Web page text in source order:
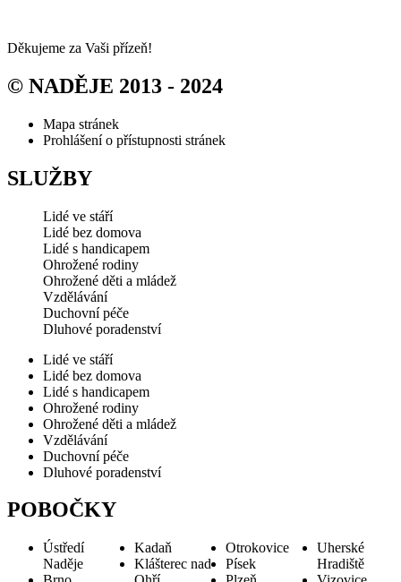
Děkujeme za Vaši přízeň!
© NADĚJE 2013 - 2024
Mapa stránek
Prohlášení o přístupnosti stránek
SLUŽBY
Lidé ve stáří
Lidé bez domova
Lidé s handicapem
Ohrožené rodiny
Ohrožené děti a mládež
Vzdělávání
Duchovní péče
Dluhové poradenství
Lidé ve stáří
Lidé bez domova
Lidé s handicapem
Ohrožené rodiny
Ohrožené děti a mládež
Vzdělávání
Duchovní péče
Dluhové poradenství
POBOČKY
Ústředí
Naděje
Kadaň
Klášterec nad
Otrokovice
Písek
Uherské
Hradiště